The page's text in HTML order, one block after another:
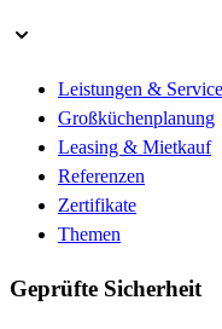
Leistungen & Service
Großküchenplanung
Leasing & Mietkauf
Referenzen
Zertifikate
Themen
Geprüfte Sicherheit